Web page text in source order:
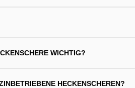
WICHTIG?
HECKENSCHEREN?